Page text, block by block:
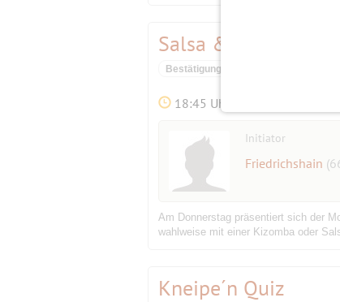
Salsa & Kizomba
Bestätigungsevent
18:45 Uhr
Initiator
Friedrichshain
Am Donnerstag präsentiert sich der
wahlweise mit einer Kizomba oder
Kneipe´n Quiz